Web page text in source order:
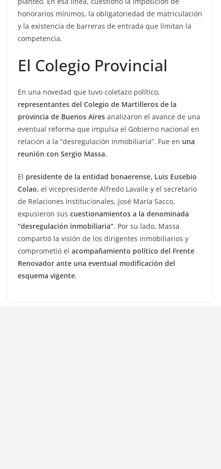
honorarios mínimos, la obligatoriedad de matriculación
y la existencia de barreras de entrada que limitan la
competencia.
El Colegio Provincial
En una novedad que tuvo coletazo político,
representantes del Colegio de Martilleros de la
provincia de Buenos Aires analizaron el avance de una
eventual reforma que impulsa el Gobierno nacional en
relación a la “desregulación inmobiliaria”. Fue en una
reunión con Sergio Massa.
El presidente de la entidad bonaerense, Luis Eusebio
Colao, el vicepresidente Alfredo Lavalle y el secretario
de Relaciones Institucionales, José María Sacco,
expusieron sus cuestionamientos a la denominada
“desregulación inmobiliaria”. Por su lado, Massa
compartió la visión de los dirigentes inmobiliarios y
comprometió el acompañamiento político del Frente
Renovador ante una eventual modificación del
esquema vigente.